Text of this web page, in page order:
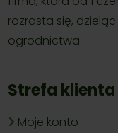
rozrasta się,
ogrodnictwa.
Strefa klienta
Moje konto